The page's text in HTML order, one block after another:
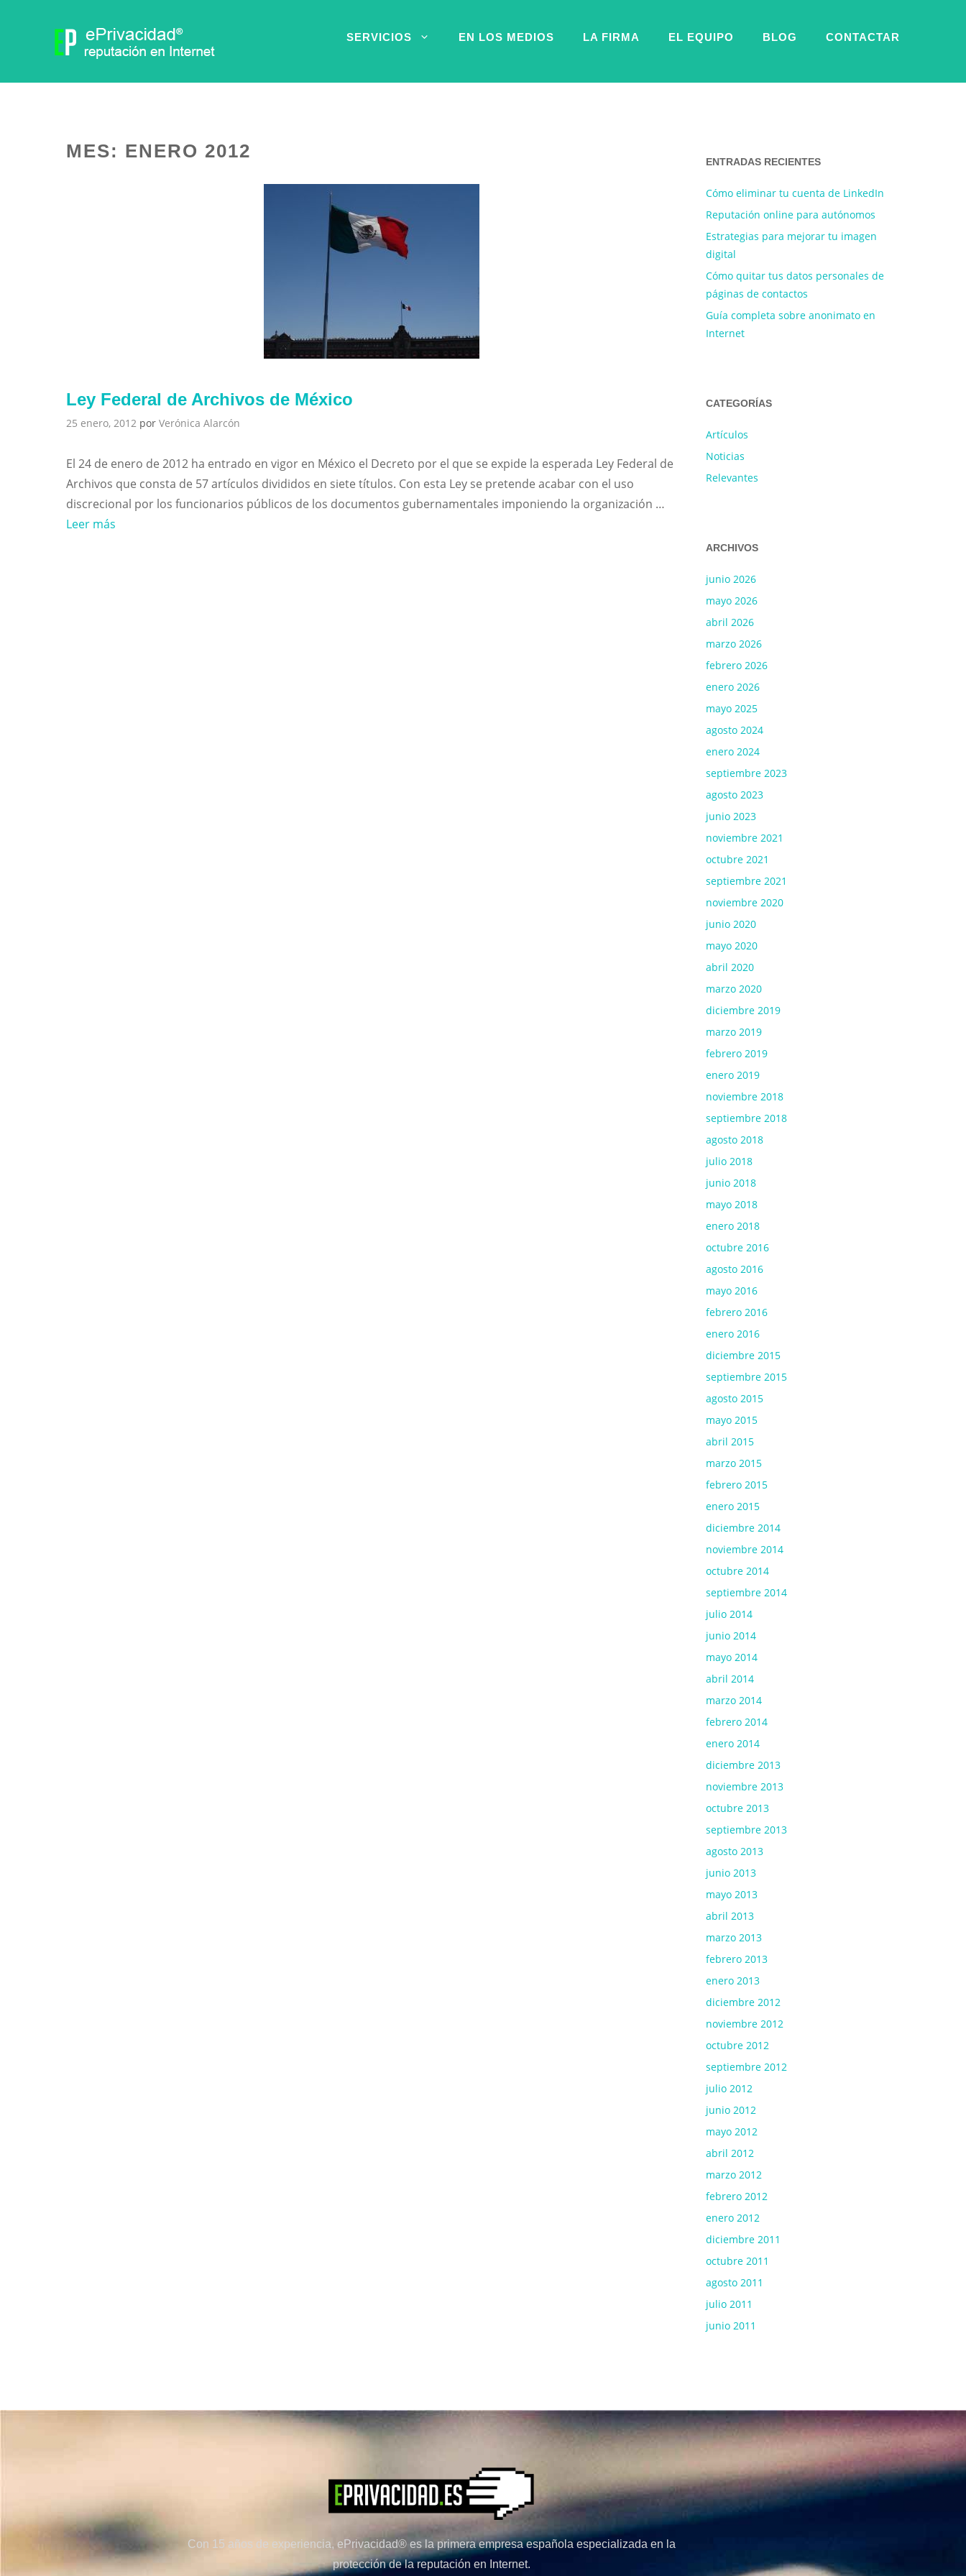
SERVICIOS EN LOS MEDIOS LA FIRMA EL EQUIPO BLOG CONTACTAR
MES: ENERO 2012
Ley Federal de Archivos de México
25 enero, 2012 por Verónica Alarcón
El 24 de enero de 2012 ha entrado en vigor en México el Decreto por el que se expide la esperada Ley Federal de
Archivos que consta de 57 artículos divididos en siete títulos. Con esta Ley se pretende acabar con el uso
discrecional por los funcionarios públicos de los documentos gubernamentales imponiendo la organización …
Leer más
ENTRADAS RECIENTES
Cómo eliminar tu cuenta de LinkedIn
Reputación online para autónomos
Estrategias para mejorar tu imagen
digital
Cómo quitar tus datos personales de
páginas de contactos
Guía completa sobre anonimato en
Internet
CATEGORÍAS
Artículos
Noticias
Relevantes
ARCHIVOS
junio 2026
mayo 2026
abril 2026
marzo 2026
febrero 2026
enero 2026
mayo 2025
agosto 2024
enero 2024
septiembre 2023
agosto 2023
junio 2023
noviembre 2021
octubre 2021
septiembre 2021
noviembre 2020
junio 2020
mayo 2020
abril 2020
marzo 2020
diciembre 2019
marzo 2019
febrero 2019
enero 2019
noviembre 2018
septiembre 2018
agosto 2018
julio 2018
junio 2018
mayo 2018
enero 2018
octubre 2016
agosto 2016
mayo 2016
febrero 2016
enero 2016
diciembre 2015
septiembre 2015
agosto 2015
mayo 2015
abril 2015
marzo 2015
febrero 2015
enero 2015
diciembre 2014
noviembre 2014
octubre 2014
septiembre 2014
julio 2014
junio 2014
mayo 2014
abril 2014
marzo 2014
febrero 2014
enero 2014
diciembre 2013
noviembre 2013
octubre 2013
septiembre 2013
agosto 2013
junio 2013
mayo 2013
abril 2013
marzo 2013
febrero 2013
enero 2013
diciembre 2012
noviembre 2012
octubre 2012
septiembre 2012
julio 2012
junio 2012
mayo 2012
abril 2012
marzo 2012
febrero 2012
enero 2012
diciembre 2011
octubre 2011
agosto 2011
julio 2011
junio 2011
Con 15 años de experiencia, ePrivacidad® es la primera empresa española especializada en la
protección de la reputación en Internet.